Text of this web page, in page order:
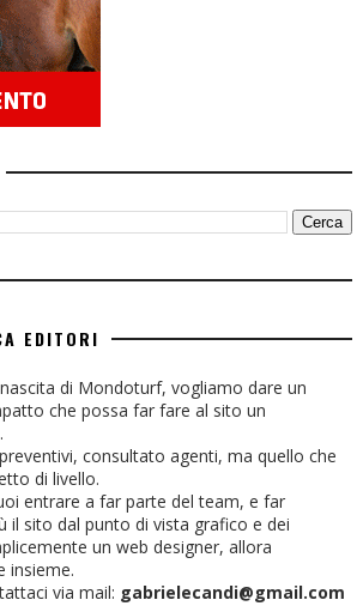
EDITORI
di Mondoturf, vogliamo dare un
che possa far fare al sito un
consultato agenti, ma quello che
di livello.
entrare a far parte del team, e far
il sito dal punto di vista grafico e dei
un web designer, allora
insieme.
via mail: gabrielecandi@gmail.com